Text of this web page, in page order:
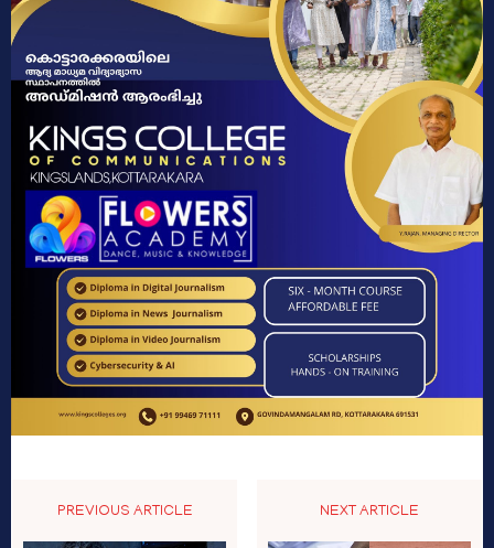
PREVIOUS ARTICLE NEXT ARTICLE